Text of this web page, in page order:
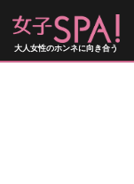
大人女性のホンネに向き合う